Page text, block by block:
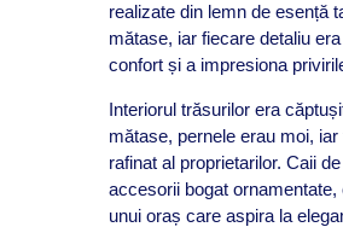
realizate din lemn de esență
mătase, iar fiecare detaliu
confort și a impresiona
Interiorul trăsurilor era
mătase, pernele erau moi,
rafinat al proprietarilor. Caii
accesorii bogat
unui oraș care aspira la